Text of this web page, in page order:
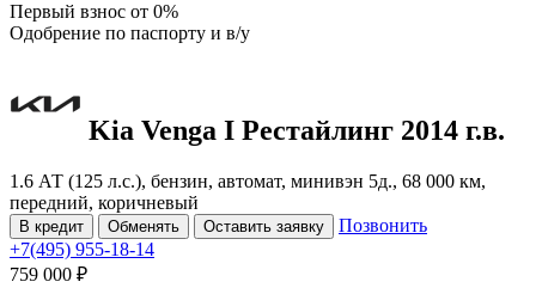
Первый взнос от 0%
Одобрение по паспорту и в/у
Kia Venga I Рестайлинг 2014 г.в.
1.6 АТ (125 л.с.), бензин, автомат, минивэн 5д., 68 000 км,
передний, коричневый
В кредит Обменять Оставить заявку
Позвонить
+7(495) 955-18-14
759 000 ₽